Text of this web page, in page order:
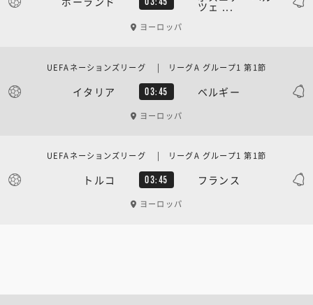
ツェ ...
ヨーロッパ
イタリア 03:45 ベルギー
UEFAネーションズリーグ | リーグA グループ1 第1節
ヨーロッパ
トルコ 03:45 フランス
UEFAネーションズリーグ | リーグA グループ1 第1節
ヨーロッパ